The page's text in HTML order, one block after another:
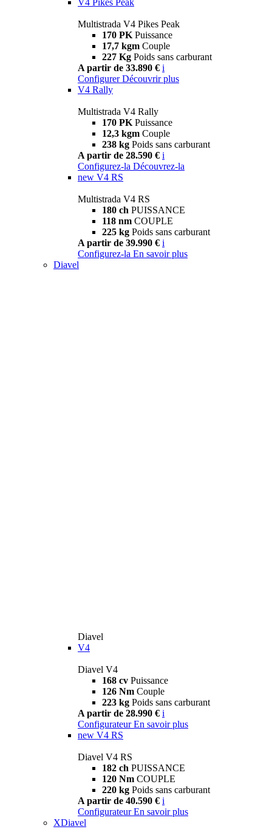
Multistrada V4 Pikes Peak
170 PK Puissance
17,7 kgm Couple
227 Kg Poids sans carburant
A partir de 33.890 € i
Configurer Découvrir plus
V4 Rally
Multistrada V4 Rally
170 PK Puissance
12,3 kgm Couple
238 kg Poids sans carburant
A partir de 28.590 € i
Configurez-la Découvrez-la
new V4 RS
Multistrada V4 RS
180 ch PUISSANCE
118 nm COUPLE
225 kg Poids sans carburant
A partir de 39.990 € i
Configurez-la En savoir plus
Diavel
Diavel
V4
Diavel V4
168 cv Puissance
126 Nm Couple
223 kg Poids sans carburant
A partir de 28.990 € i
Configurateur En savoir plus
new V4 RS
Diavel V4 RS
182 ch PUISSANCE
120 Nm COUPLE
220 kg Poids sans carburant
A partir de 40.590 € i
Configurateur En savoir plus
XDiavel